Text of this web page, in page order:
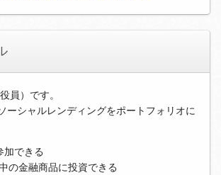
員）です。
ーシャルレンディングをポートフォリオに
加できる
の金融商品に投資できる